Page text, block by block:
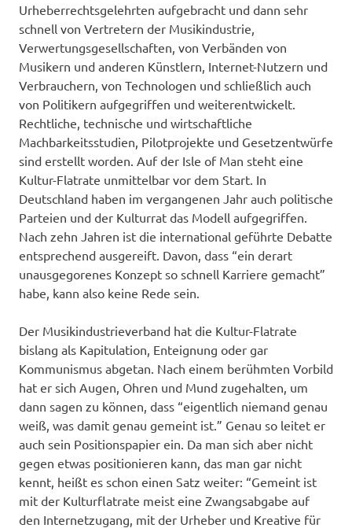
Urheberrechtsgelehrten aufgebracht und dann sehr
schnell von Vertretern der Musikindustrie,
Verwertungsgesellschaften, von Verbänden von
Musikern und anderen Künstlern, Internet-Nutzern und
Verbrauchern, von Technologen und schließlich auch
von Politikern aufgegriffen und weiterentwickelt.
Rechtliche, technische und wirtschaftliche
Machbarkeitsstudien, Pilotprojekte und Gesetzentwürfe
sind erstellt worden. Auf der Isle of Man steht eine
Kultur-Flatrate unmittelbar vor dem Start. In
Deutschland haben im vergangenen Jahr auch politische
Parteien und der Kulturrat das Modell aufgegriffen.
Nach zehn Jahren ist die international geführte Debatte
entsprechend ausgereift. Davon, dass “ein derart
unausgegorenes Konzept so schnell Karriere gemacht”
habe, kann also keine Rede sein.
Der Musikindustrieverband hat die Kultur-Flatrate
bislang als Kapitulation, Enteignung oder gar
Kommunismus abgetan. Nach einem berühmten Vorbild
hat er sich Augen, Ohren und Mund zugehalten, um
dann sagen zu können, dass “eigentlich niemand genau
weiß, was damit genau gemeint ist.” Genau so leitet er
auch sein Positionspapier ein. Da man sich aber nicht
gegen etwas positionieren kann, das man gar nicht
kennt, heißt es schon einen Satz weiter: “Gemeint ist
mit der Kulturflatrate meist eine Zwangsabgabe auf
den Internetzugang, mit der Urheber und Kreative für